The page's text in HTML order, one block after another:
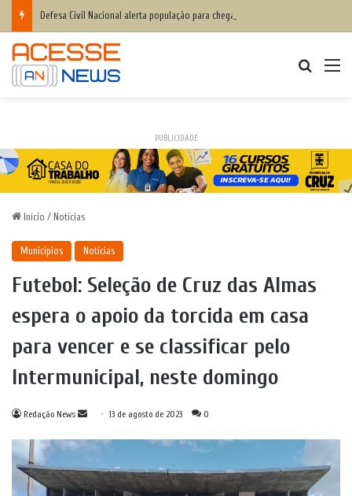
PUBLICIDADE
Início / Notícias
Municípios Notícias
Futebol: Seleção de Cruz das Almas
espera o apoio da torcida em casa
para vencer e se classificar pelo
Intermunicipal, neste domingo
Redação News
Mande
e-
mail
13 de agosto de 2023 0